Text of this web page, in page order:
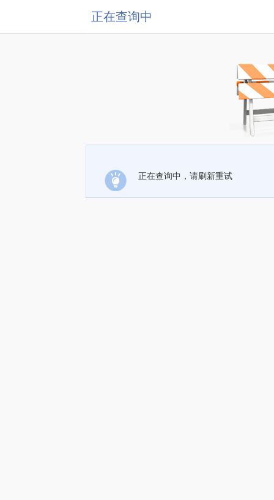
正在查询中
正在查询中，请刷新重试